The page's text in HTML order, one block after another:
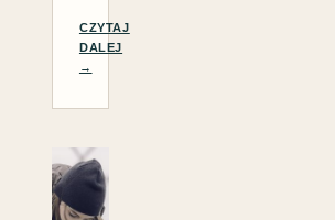
CZYTAJ
DALEJ
→